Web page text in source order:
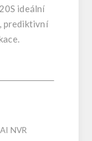
ideální
prediktivní
NVR